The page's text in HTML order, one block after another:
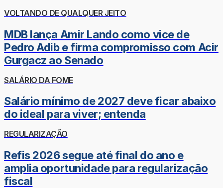
VOLTANDO DE QUALQUER JEITO
MDB lança Amir Lando como vice de
Pedro Adib e firma compromisso com Acir
Gurgacz ao Senado
SALÁRIO DA FOME
Salário mínimo de 2027 deve ficar abaixo
do ideal para viver; entenda
REGULARIZAÇÃO
Refis 2026 segue até final do ano e
amplia oportunidade para regularização
fiscal